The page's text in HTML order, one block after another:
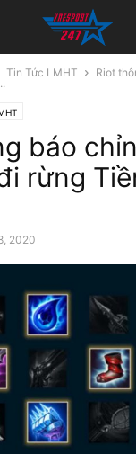
Tin Tức LMHT
Riot
báo
rừng
2020